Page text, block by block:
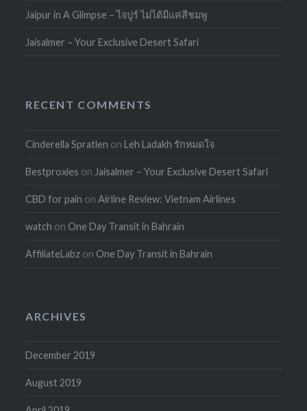
Jaipur in A Glimpse – ไจปูร์ ไม่ได้มีแค่สีชมพู
Jaisalmer – Your Exclusive Desert Safari
RECENT COMMENTS
Cinderella Spratlen onLeh Ladakh รักหมดใจ
Bestproxies on Jaisalmer – Your Exclusive Desert Safari
CBD for pain onAirline Review: Vietnam Airlines
watch on One Day Transit in Bahrain
AffiliateLabz on One Day Transit in Bahrain
ARCHIVES
December 2019
August 2019